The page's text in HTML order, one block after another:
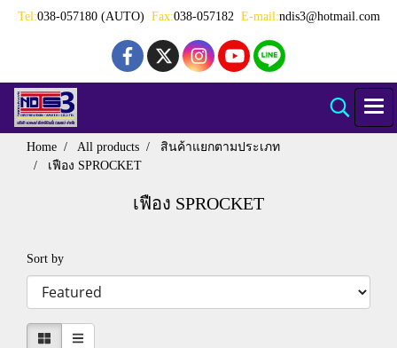
Tel:038-057180 (AUTO) Fax:038-057182 E-mail:ndis3@hotmail.com
Home All products
สินค้าแยกตามประเภท
เฟือง SPROCKET
เฟือง SPROCKET
Sort by